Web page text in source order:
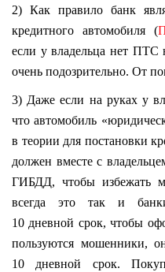
2) Как правило банк
кредитного автомобиля (
если у владельца нет ПТС
очень подозрительно. От
3) Даже если на руках у
что автомобиль
в теории для постановки
должен вместе с
ГИБДД, чтобы избежать
всегда это так и
10 дневной срок, чтобы
пользуются мошенники,
10 дневной срок.